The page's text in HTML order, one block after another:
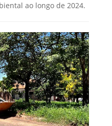
ao longo de 2024.